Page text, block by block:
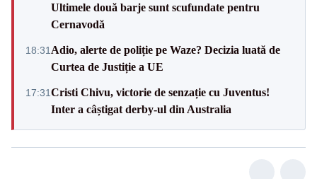
Ultimele două barje sunt scufundate pentru
Cernavodă
18:31 Adio, alerte de poliție pe Waze? Decizia luată de
Curtea de Justiție a UE
17:31Cristi Chivu, victorie de senzație cu Juventus!
Inter a câștigat derby-ul din Australia